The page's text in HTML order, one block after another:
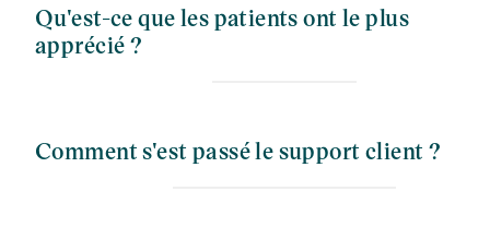
Qu'est-ce que les patients ont le plus
apprécié ?
Comment s'est passé le support client ?